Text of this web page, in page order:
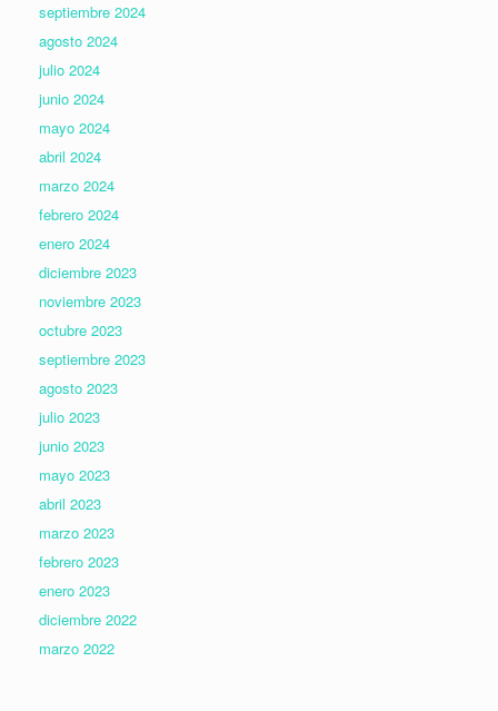
septiembre 2024
agosto 2024
julio 2024
junio 2024
mayo 2024
abril 2024
marzo 2024
febrero 2024
enero 2024
diciembre 2023
noviembre 2023
octubre 2023
septiembre 2023
agosto 2023
julio 2023
junio 2023
mayo 2023
abril 2023
marzo 2023
febrero 2023
enero 2023
diciembre 2022
marzo 2022